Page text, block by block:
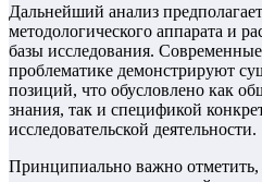
Дальнейший анализ
методологического аппарата и
базы исследования.
проблематике демонстрируют
позиций, что обусловлено как
знания, так и спецификой
исследовательской деятельности.
Принципиально важно отметить,